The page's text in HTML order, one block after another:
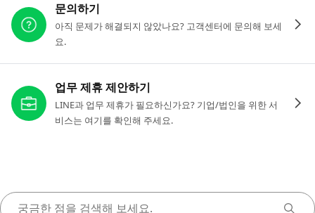
문의하기
아직 문제가 해결되지 않았나요? 고객센터에 문의해 보세
요.
업무 제휴 제안하기
LINE과 업무 제휴가 필요하신가요? 기업/법인을 위한 서
비스는 여기를 확인해 주세요.